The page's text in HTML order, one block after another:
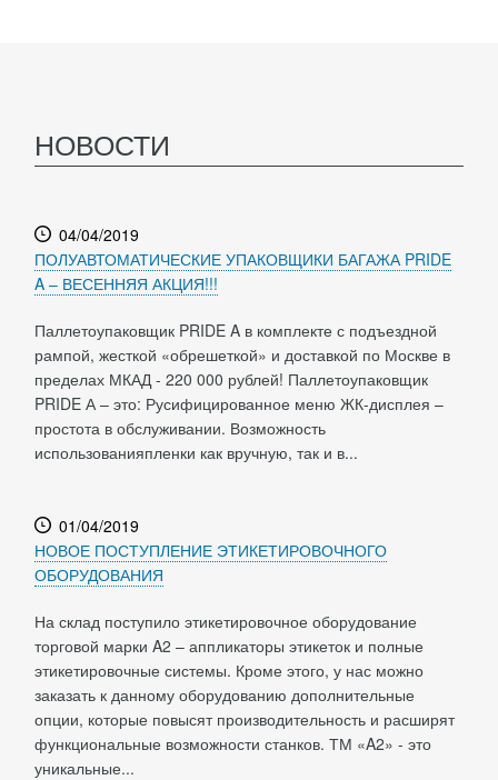
НОВОСТИ
04/04/2019
ПОЛУАВТОМАТИЧЕСКИЕ УПАКОВЩИКИ БАГАЖА PRIDE
A – ВЕСЕННЯЯ АКЦИЯ!!!
Паллетоупаковщик PRIDE A в комплекте с подъездной
рампой, жесткой «обрешеткой» и доставкой по Москве в
пределах МКАД - 220 000 рублей! Паллетоупаковщик
PRIDE А – это: Русифицированное меню ЖК-дисплея –
простота в обслуживании. Возможность
использованияпленки как вручную, так и в...
01/04/2019
НОВОЕ ПОСТУПЛЕНИЕ ЭТИКЕТИРОВОЧНОГО
ОБОРУДОВАНИЯ
На склад поступило этикетировочное оборудование
торговой марки A2 – аппликаторы этикеток и полные
этикетировочные системы. Кроме этого, у нас можно
заказать к данному оборудованию дополнительные
опции, которые повысят производительность и расширят
функциональные возможности станков. ТМ «A2» - это
уникальные...